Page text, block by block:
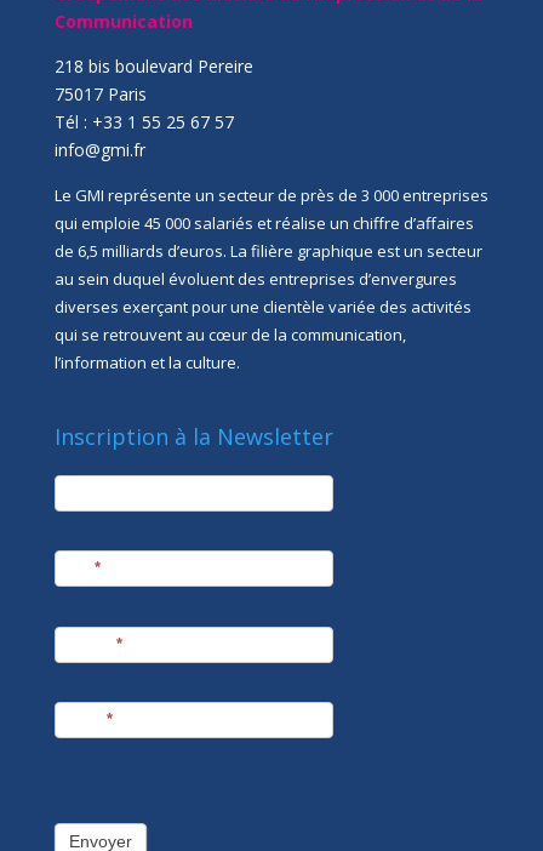
Communication
218 bis boulevard Pereire
75017 Paris
Tél : +33 1 55 25 67 57
info@gmi.fr
Le GMI représente un secteur de près de 3 000 entreprises
qui emploie 45 000 salariés et réalise un chiffre d’affaires
de 6,5 milliards d’euros. La filière graphique est un secteur
au sein duquel évoluent des entreprises d’envergures
diverses exerçant pour une clientèle variée des activités
qui se retrouvent au cœur de la communication,
l’information et la culture.
Inscription à la Newsletter
newsletter
*
*
*
Envoyer